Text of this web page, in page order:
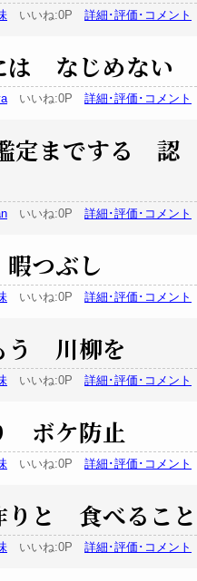
いいね:0P 詳細･評価･コメント
は なじめない
いいね:0P 詳細･評価･コメント
定までする 認
いいね:0P 詳細･評価･コメント
つぶし
いいね:0P 詳細･評価･コメント
う 川柳を
いいね:0P 詳細･評価･コメント
ボケ防止
いいね:0P 詳細･評価･コメント
と 食べること
いいね:0P 詳細･評価･コメント